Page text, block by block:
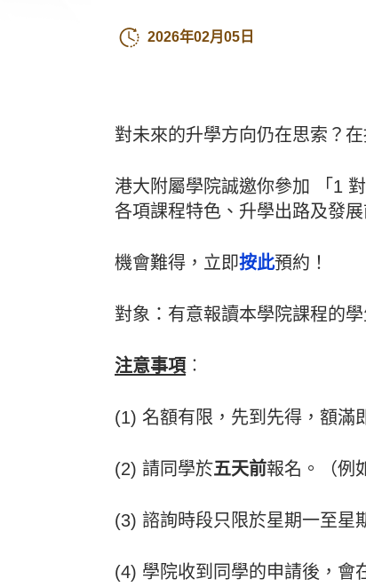
2026年02月05日
對未來的升學方向仍在思索？
港大附屬學院誠邀你參加 「1
各項課程特色、升學出路及發
機會難得，立即按此預約！
對象：有意報讀本學院課程的學
注意事項 ︰
(1) 名額有限，先到先得，額滿
(2) 請同學於五天前報名。（例
(3) 諮詢時段只限於星期一至星
(4) 學院收到同學的申請後，會